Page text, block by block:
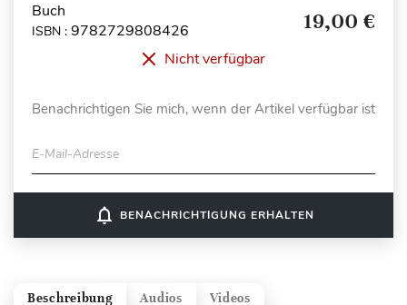
Buch
ISBN : 9782729808426 19,00 €
Nicht verfügbar
Benachrichtigen Sie mich, wenn der Artikel verfügbar ist
E-Mail-Adresse
notifications_none BENACHRICHTIGUNG ERHALTEN
Videos
Audios
Beschreibung